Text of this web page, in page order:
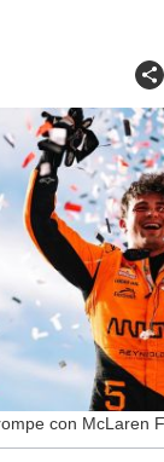
con McLaren